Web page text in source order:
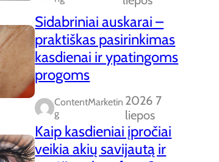
Sidabriniai auskarai –
praktiškas pasirinkimas
kasdienai ir ypatingoms
progoms
ContentMarketin
G
2026 7
liepos
Kaip kasdieniai įpročiai
veikia akių savijautą ir